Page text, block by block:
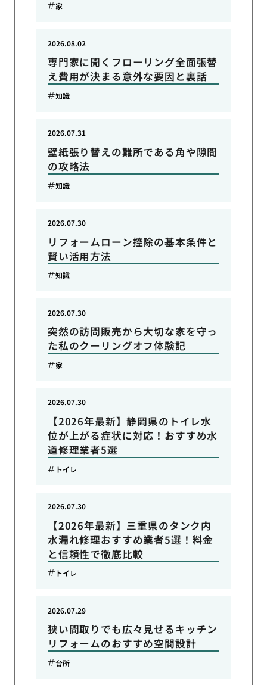
家
専門家に聞くフローリング全面張替
え費用が決まる意外な要因と裏話
2026.08.02
知識
壁紙張り替えの難所である角や隙間
の攻略法
2026.07.31
知識
リフォームローン控除の基本条件と
賢い活用方法
2026.07.30
知識
突然の訪問販売から大切な家を守っ
た私のクーリングオフ体験記
2026.07.30
家
【2026年最新】静岡県のトイレ水
位が上がる症状に対応！おすすめ水
道修理業者5選
2026.07.30
トイレ
【2026年最新】三重県のタンク内
水漏れ修理おすすめ業者5選！料金
と信頼性で徹底比較
2026.07.30
トイレ
狭い間取りでも広々見せるキッチン
リフォームのおすすめ空間設計
2026.07.29
台所